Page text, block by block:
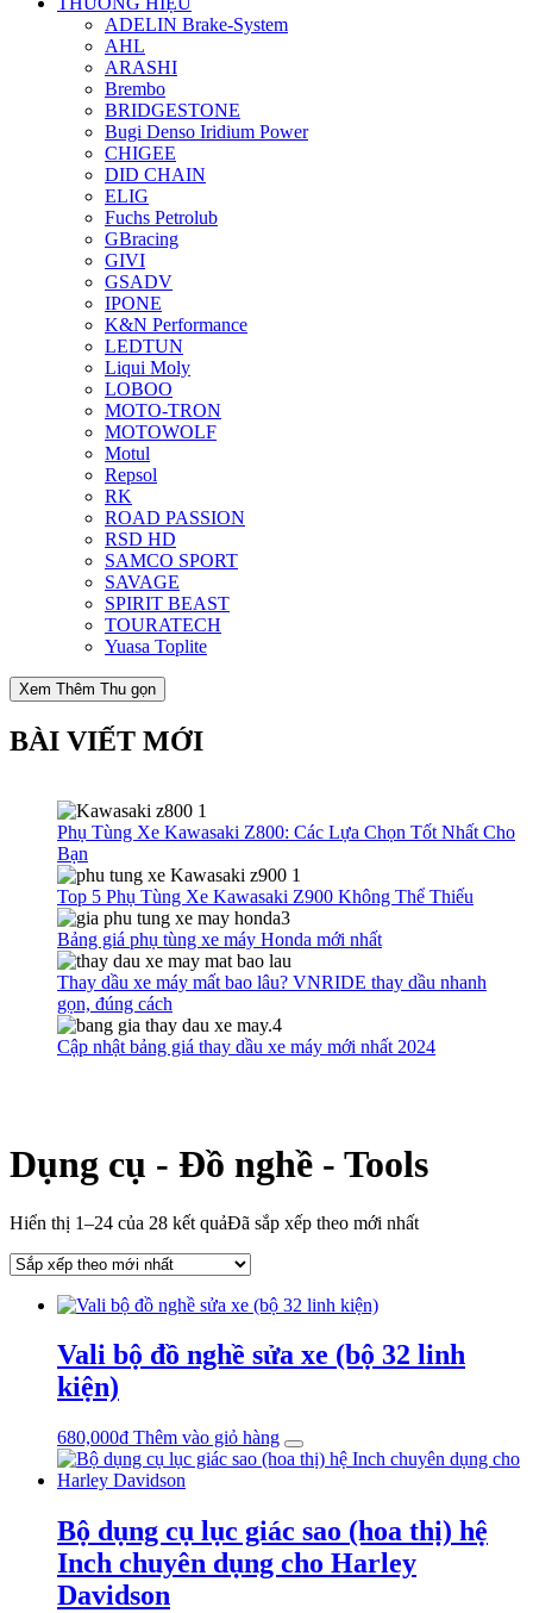
ADELIN Brake-System
AHL
ARASHI
Brembo
BRIDGESTONE
Bugi Denso Iridium Power
CHIGEE
DID CHAIN
ELIG
Fuchs Petrolub
GBracing
GIVI
GSADV
IPONE
K&N Performance
LEDTUN
Liqui Moly
LOBOO
MOTO-TRON
MOTOWOLF
Motul
Repsol
RK
ROAD PASSION
RSD HD
SAMCO SPORT
SAVAGE
SPIRIT BEAST
TOURATECH
Yuasa Toplite
Xem Thêm Thu gọn
BÀI VIẾT MỚI
Phụ Tùng Xe Kawasaki Z800: Các Lựa Chọn Tốt Nhất Cho
Bạn
Top 5 Phụ Tùng Xe Kawasaki Z900 Không Thể Thiếu
Bảng giá phụ tùng xe máy Honda mới nhất
Thay dầu xe máy mất bao lâu? VNRIDE thay dầu nhanh
gọn, đúng cách
Cập nhật bảng giá thay dầu xe máy mới nhất 2024
Dụng cụ - Đồ nghề - Tools
Hiển thị 1–24 của 28 kết quảĐã sắp xếp theo mới nhất
Vali bộ đồ nghề sửa xe (bộ 32 linh
kiện)
680,000₫ Thêm vào giỏ hàng
Bộ dụng cụ lục giác sao (hoa thị) hệ
Inch chuyên dụng cho Harley
Davidson